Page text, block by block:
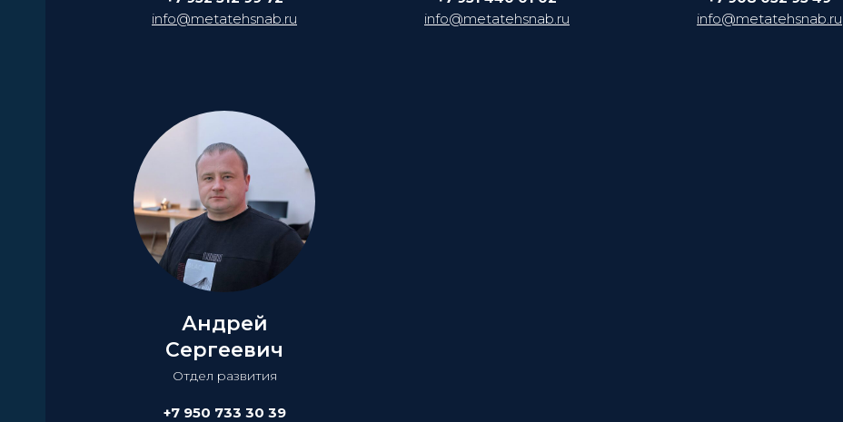
info@metatehsnab.ru
info@metatehsnab.ru
info@metatehsnab.ru
Андрей
Сергеевич
Отдел развития
+7 950 733 30 39